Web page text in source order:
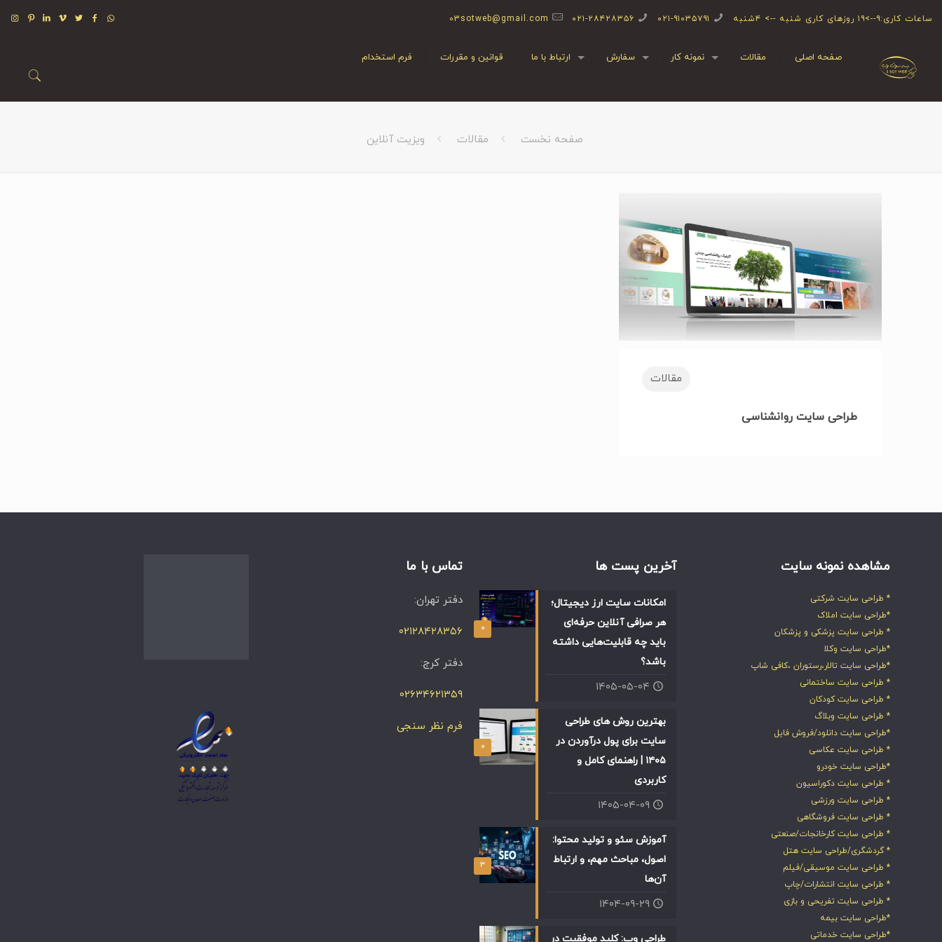
ساعات کاری:۹-->۱۹ روزهای کاری شنبه --> ۴شنبه ۰۲۱-۹۱۰۳۵۷۹۱ ۰۲۱-۲۸۴۲۸۳۵۶ 03sotweb@gmail.com
صفحه اصلی مقالات نمونه کار سفارش ارتباط با ما قوانین و مقررات فرم استخدام
صفحه نخست مقالات ویزیت آنلاین
مقالات
طراحی سایت روانشناسی
مشاهده نمونه سایت
* طراحی سایت شرکتی
*طراحی سایت املاک
* طراحی سایت پزشکی و پزشکان
*طراحی سایت وکلا
*طراحی سایت تالار،رستوران ،کافی شاپ
* طراحی سایت ساختمانی
* طراحی سایت کودکان
* طراحی سایت وبلاگ
*طراحی سایت دانلود/فروش فایل
* طراحی سایت عکاسی
*طراحی سایت خودرو
* طراحی سایت دکوراسیون
* طراحی سایت ورزشی
* طراحی سایت فروشگاهی
* طراحی سایت کارخانجات/صنعتی
* گردشگری/طراحی سایت هتل
* طراحی سایت موسیقی/فیلم
* طراحی سایت انتشارات/چاپ
* طراحی سایت تفریحی و بازی
*طراحی سایت بیمه
*طراحی سایت خدماتی
آخرین پست ها
۰
امکانات سایت ارز دیجیتال؛
هر صرافی آنلاین حرفه‌ای
باید چه قابلیت‌هایی داشته
باشد؟
۱۴۰۵-۰۵-۰۴
۰
بهترین روش های طراحی
سایت برای پول درآوردن در
۱۴۰۵ | راهنمای کامل و
کاربردی
۱۴۰۵-۰۴-۰۹
۳
آموزش سئو و تولید محتوا:
اصول، مباحث مهم، و ارتباط
آن‌ها
۱۴۰۴-۰۹-۲۹
طراحی وب: کلید موفقیت در
تماس با ما
دفتر تهران:
۰۲۱۲۸۴۲۸۳۵۶
دفتر کرج:
۰۲۶۳۴۶۲۱۳۵۹
فرم نظر سنجی